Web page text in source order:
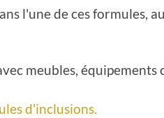
l'une de ces formules,
meubles, équipements
d'inclusions.